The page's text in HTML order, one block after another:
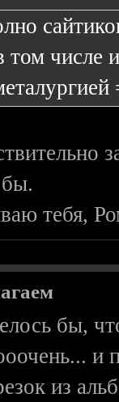
том числе
тебя,
бы,
и
из